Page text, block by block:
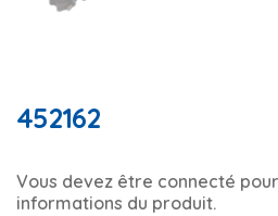
452162
Vous devez être connecté
informations du produit.